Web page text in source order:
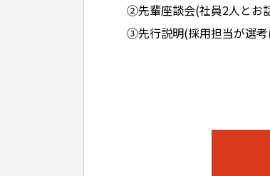
②先輩座談会(社員2人とお
③先行説明(採用担当が選